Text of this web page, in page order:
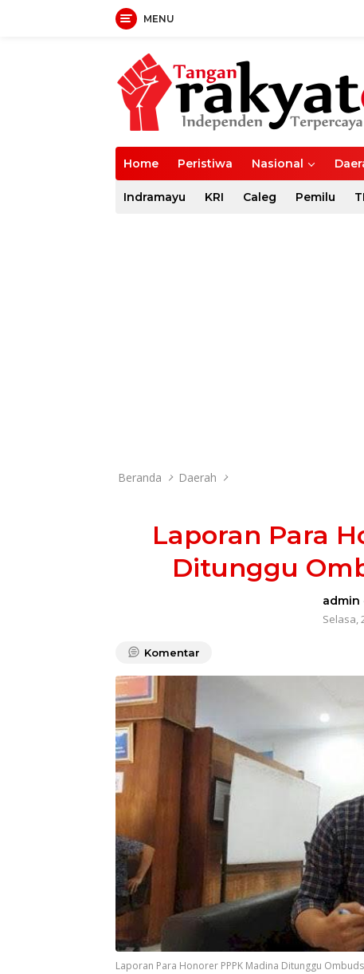
MENU
Home Peristiwa Nasional
Indramayu KRI Caleg Pemilu
Beranda Daerah
Laporan Para
Ditunggu
admin
Selasa,
Komentar
Laporan Para Honorer PPPK Madina Ditunggu